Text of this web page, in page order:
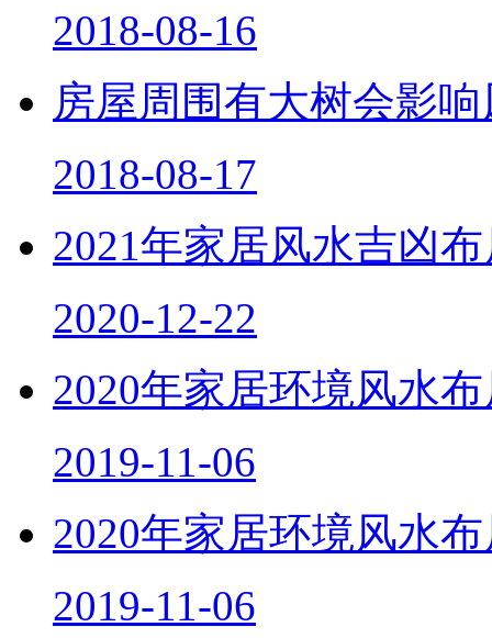
2018-08-16
房屋周围有大树会影
2018-08-17
2021年家居风水吉凶
2020-12-22
2020年家居环境风水
2019-11-06
2020年家居环境风水
2019-11-06